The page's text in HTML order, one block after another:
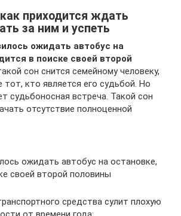
приходится ждать
за ним и успеть
ожидать автобус на
в поиске своей второй
сон снится семейному человеку,
кто является его судьбой. Но
судьбоносная встреча. Такой сон
отсутствие полноценной
ожидать автобус на остановке,
своей второй половины
средства сулит плохую